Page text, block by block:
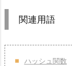
関連用語
ハッシュ関数